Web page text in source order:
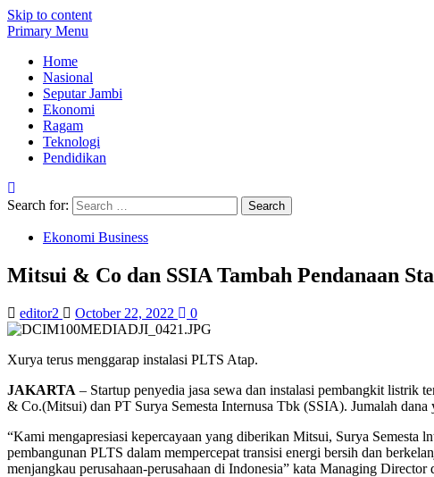
Skip to content
Primary Menu
Home
Nasional
Seputar Jambi
Ekonomi
Ragam
Teknologi
Pendidikan
Search for:
Ekonomi Business
Mitsui & Co dan SSIA Tambah Pendanaan
editor2 October 22, 2022 0
Xurya terus menggarap instalasi PLTS Atap.
JAKARTA – Startup penyedia jasa sewa dan instalasi pembangkit listrik
& Co.(Mitsui) dan PT Surya Semesta Internusa Tbk (SSIA). Jumalah
“Kami mengapresiasi kepercayaan yang diberikan Mitsui, Surya Semesta
pembangunan PLTS dalam mempercepat transisi energi bersih dan
menjangkau perusahaan-perusahaan di Indonesia” kata Managing